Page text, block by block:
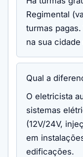
Regimental
turmas
na sua cidade
Qual a
O eletricista
sistemas
(12V/24V,
em
edificações.